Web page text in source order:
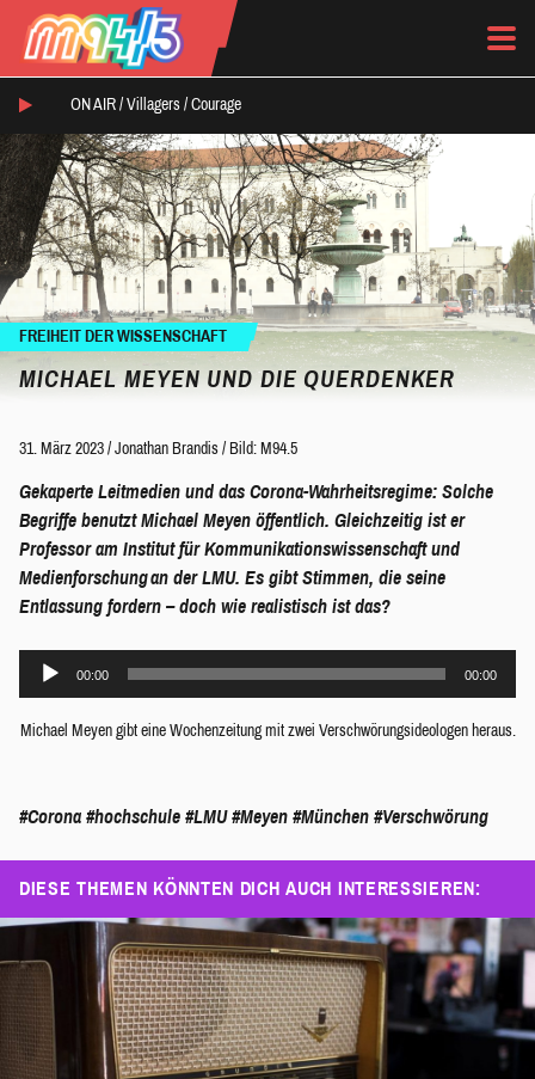
ON AIR / Villagers / Courage
FREIHEIT DER WISSENSCHAFT
MICHAEL MEYEN UND DIE QUERDENKER
31. März 2023 / Jonathan Brandis / Bild: M94.5
Gekaperte Leitmedien und das Corona-Wahrheitsregime: Solche
Begriffe benutzt Michael Meyen öffentlich. Gleichzeitig ist er
Professor am Institut für Kommunikationswissenschaft und
Medienforschung an der LMU. Es gibt Stimmen, die seine
Entlassung fordern – doch wie realistisch ist das?
Audio-
00:00 00:00
Michael Meyen gibt eine Wochenzeitung mit zwei Verschwörungsideologen heraus.
#Corona #hochschule #LMU #Meyen #München #Verschwörung
DIESE THEMEN KÖNNTEN DICH AUCH INTERESSIEREN: